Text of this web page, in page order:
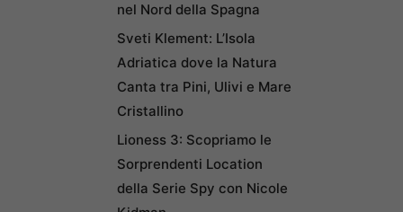
nel Nord della Spagna
Sveti Klement: L’Isola
Adriatica dove la Natura
Canta tra Pini, Ulivi e Mare
Cristallino
Lioness 3: Scopriamo le
Sorprendenti Location
della Serie Spy con Nicole